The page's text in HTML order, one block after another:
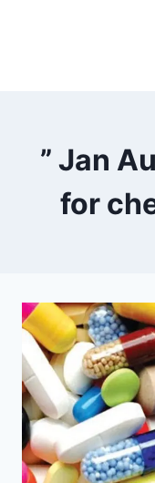
” Jan
for